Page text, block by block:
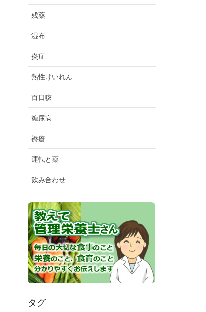
残薬
湿布
炎症
熱性けいれん
百日咳
糖尿病
褥瘡
運転と薬
飲み合わせ
タグ